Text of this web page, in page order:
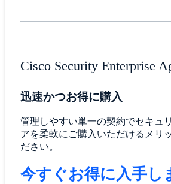
Cisco Security Enterprise
迅速かつお得に購入
管理しやすい単一の契約でセキュ
アを柔軟にご購入いただけるメリ
ださい。
今すぐお得に入手し